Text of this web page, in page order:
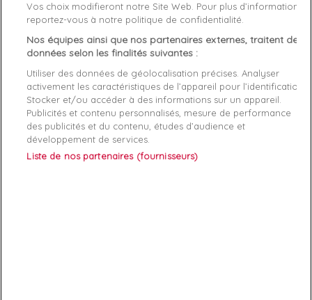
Genre Garçon
Fermeture Scratch
Rayon Chaussure
Démarque 50 %
Semelle
intérieure
Synthétique
Vos choix modifieront notre Site Web. Pour plus d’informations,
reportez-vous à notre politique de confidentialité.
Nos équipes ainsi que nos partenaires externes, traitent des
données selon les finalités suivantes :
Utiliser des données de géolocalisation précises. Analyser
activement les caractéristiques de l’appareil pour l’identification.
Stocker et/ou accéder à des informations sur un appareil.
Publicités et contenu personnalisés, mesure de performance
des publicités et du contenu, études d’audience et
développement de services.
Liste de nos partenaires (fournisseurs)